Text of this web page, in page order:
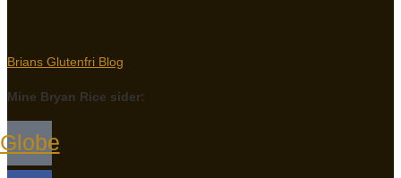
Brians Glutenfri Blog
Mine Bryan Rice sider:
Globe